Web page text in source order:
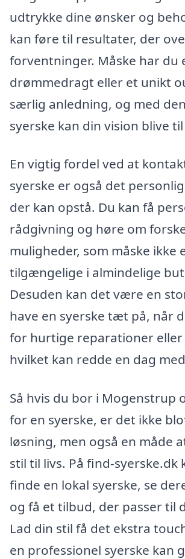
udtrykke dine ønsker og
kan føre til resultater, der
forventninger. Måske har du
drømmedragt eller et unikt
særlig anledning, og med
syerske kan din vision blive
En vigtig fordel ved at
syerske er også det
der kan opstå. Du kan få
rådgivning og høre om
muligheder, som måske ikke
tilgængelige i almindelige
Desuden kan det være en
have en syerske tæt på, når
for hurtige reparationer eller
hvilket kan redde en dag
Så hvis du bor i Mogenstrup
for en syerske, er det ikke
løsning, men også en måde
stil til livs. På find-syerske.dk
finde en lokal syerske, se
og få et tilbud, der passer til
Lad din stil få det ekstra
en professionel syerske kan